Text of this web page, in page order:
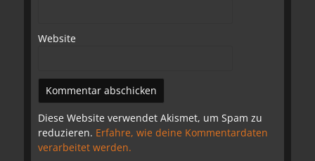
Website
Diese Website verwendet Akismet, um Spam zu
reduzieren. Erfahre, wie deine Kommentardaten
verarbeitet werden.